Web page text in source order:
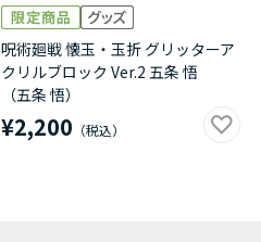
呪術廻戦 懐玉・玉折 グリッターア
クリルブロック Ver.2 五条 悟
（五条 悟）
¥2,200